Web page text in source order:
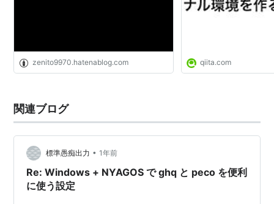
zenito9970.hatenablog.com qiita.com
関連ブログ
標準愚痴出力 • 1年前
Re: Windows + NYAGOS で ghq と peco を便利
に使う設定